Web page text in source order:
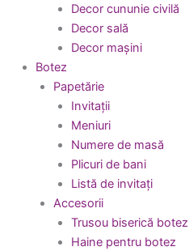
Decor cununie civilă
Decor sală
Decor mașini
Botez
Papetărie
Invitații
Meniuri
Numere de masă
Plicuri de bani
Listă de invitați
Accesorii
Trusou biserică botez
Haine pentru botez